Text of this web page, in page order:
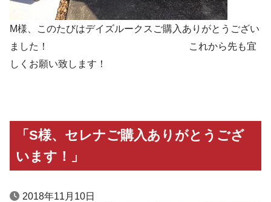
M様、このたびはデイズルークスご購入ありがとうござい
ました！ これから先も宜
しくお願い致します！
「S様、セレナご購入ありがとうござ
います！」
2018年11月10日